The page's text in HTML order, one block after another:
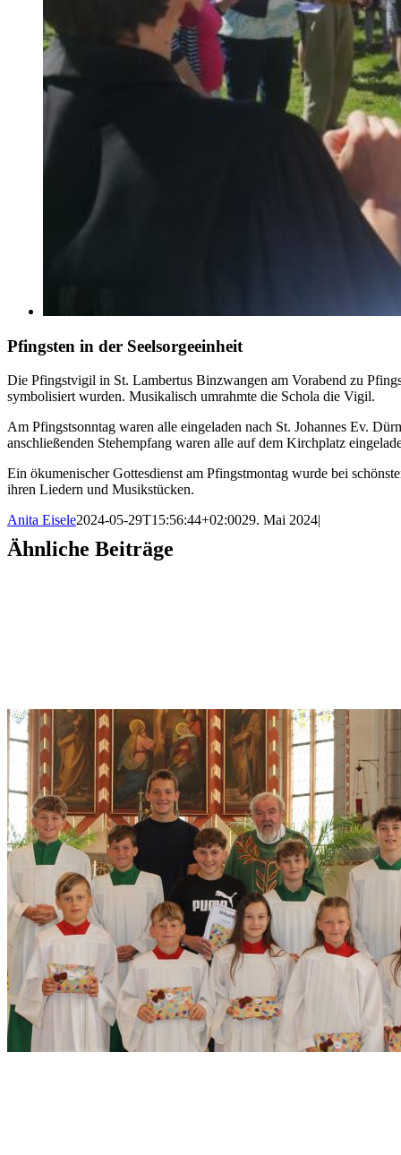
Pfingsten in der Seelsorgeeinheit
Die Pfingstvigil in St. Lambertus Binzwangen am Vorabend zu
symbolisiert wurden. Musikalisch umrahmte die Schola die Vigil.
Am Pfingstsonntag waren alle eingeladen nach St. Johannes Ev.
anschließenden Stehempfang waren alle auf dem Kirchplatz
Ein ökumenischer Gottesdienst am Pfingstmontag wurde bei
ihren Liedern und Musikstücken.
Anita Eisele2024-05-29T15:56:44+02:0029. Mai 2024|
Ähnliche Beiträge